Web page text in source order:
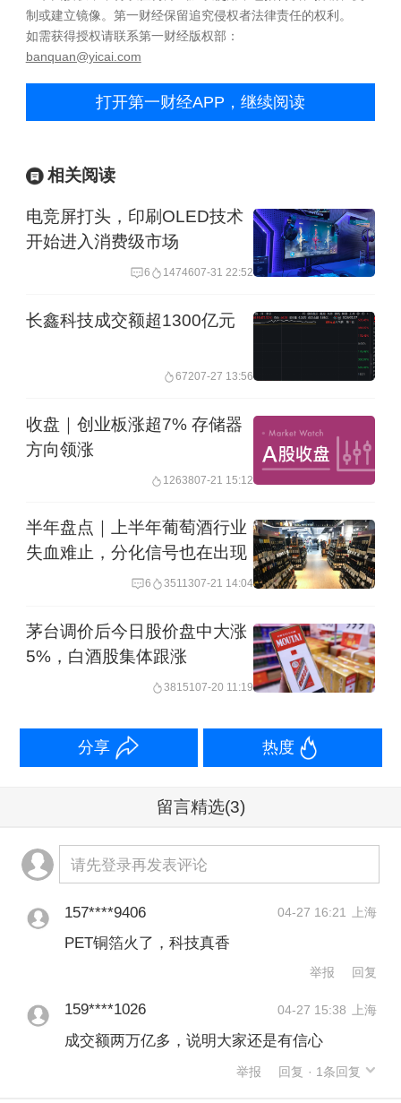
制或建立镜像。第一财经保留追究侵权者法律责任的权利。
如需获得授权请联系第一财经版权部：
banquan@yicai.com
打开第一财经APP，继续阅读
相关阅读
电竞屏打头，印刷OLED技术
开始进入消费级市场
6 1474607-31 22:52
长鑫科技成交额超1300亿元
67207-27 13:56
收盘｜创业板涨超7% 存储器
方向领涨
1263807-21 15:12
半年盘点｜上半年葡萄酒行业
失血难止，分化信号也在出现
6 3511307-21 14:04
茅台调价后今日股价盘中大涨
5%，白酒股集体跟涨
3815107-20 11:19
分享 热度
留言精选(3)
请先登录再发表评论
157****9406 04-27 16:21 上海
PET铜箔火了，科技真香
举报 回复
159****1026 04-27 15:38 上海
成交额两万亿多，说明大家还是有信心
举报 回复 · 1条回复